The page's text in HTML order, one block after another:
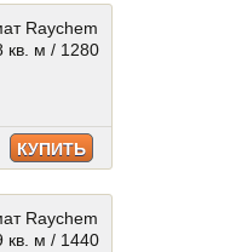
Raychem
кв. м / 1280
КУПИТЬ
Raychem
кв. м / 1440